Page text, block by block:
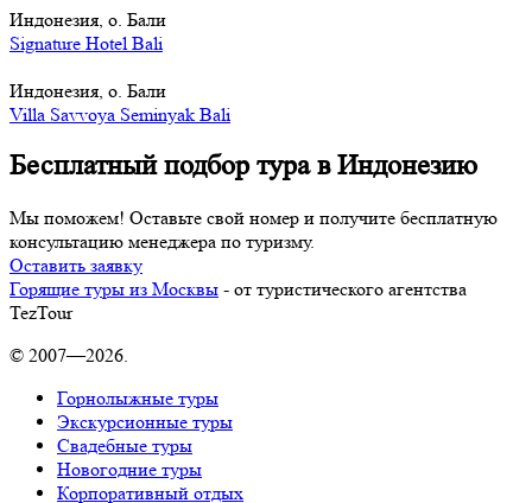
Индонезия, о. Бали
Signature Hotel Bali
Индонезия, о. Бали
Villa Savvoya Seminyak Bali
Бесплатный подбор тура в Индонезию
Мы поможем! Оставьте свой номер и получите бесплатную
консультацию менеджера по туризму.
Оставить заявку
Горящие туры из Москвы - от туристического агентства
TezTour
© 2007—2026.
Горнолыжные туры
Экскурсионные туры
Свадебные туры
Новогодние туры
Корпоративный отдых